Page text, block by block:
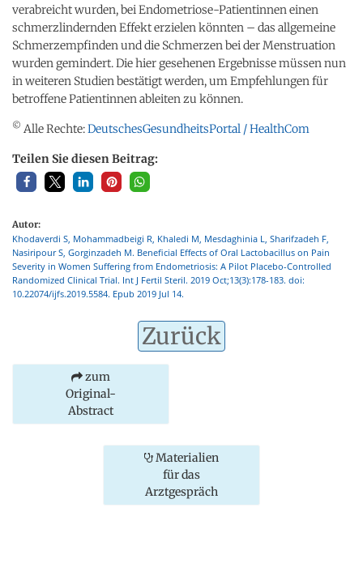
verabreicht wurden, bei Endometriose-Patientinnen einen
schmerzlindernden Effekt erzielen könnten – das allgemeine
Schmerzempfinden und die Schmerzen bei der Menstruation
wurden gemindert. Die hier gesehenen Ergebnisse müssen nun
in weiteren Studien bestätigt werden, um Empfehlungen für
betroffene Patientinnen ableiten zu können.
© Alle Rechte:DeutschesGesundheitsPortal / HealthCom
Teilen Sie diesen Beitrag:
Autor:
Khodaverdi S, Mohammadbeigi R, Khaledi M, Mesdaghinia L, Sharifzadeh F,
Nasiripour S, Gorginzadeh M. Beneficial Effects of Oral Lactobacillus on Pain
Severity in Women Suffering from Endometriosis: A Pilot Placebo-Controlled
Randomized Clinical Trial. Int J Fertil Steril. 2019 Oct;13(3):178-183. doi:
10.22074/ijfs.2019.5584. Epub 2019 Jul 14.
Zurück
zum
Original-
Abstract
Materialien
für das
Arztgespräch